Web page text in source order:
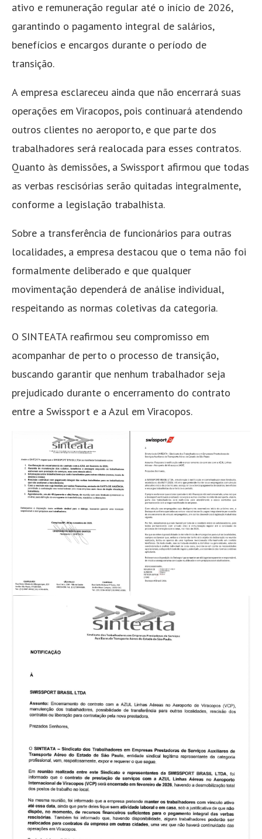
ativo e remuneração regular até o início de 2026,
garantindo o pagamento integral de salários,
benefícios e encargos durante o período de
transição.
A empresa esclareceu ainda que não encerrará suas
operações em Viracopos, pois continuará atendendo
outros clientes no aeroporto, e que parte dos
trabalhadores será realocada para esses contratos.
Quanto às demissões, a Swissport afirmou que todas
as verbas rescisórias serão quitadas integralmente,
conforme a legislação trabalhista.
Sobre a transferência de funcionários para outras
localidades, a empresa destacou que o tema não foi
formalmente deliberado e que qualquer
movimentação dependerá de análise individual,
respeitando as normas coletivas da categoria.
O SINTEATA reafirmou seu compromisso em
acompanhar de perto o processo de transição,
buscando garantir que nenhum trabalhador seja
prejudicado durante o encerramento do contrato
entre a Swissport e a Azul em Viracopos.